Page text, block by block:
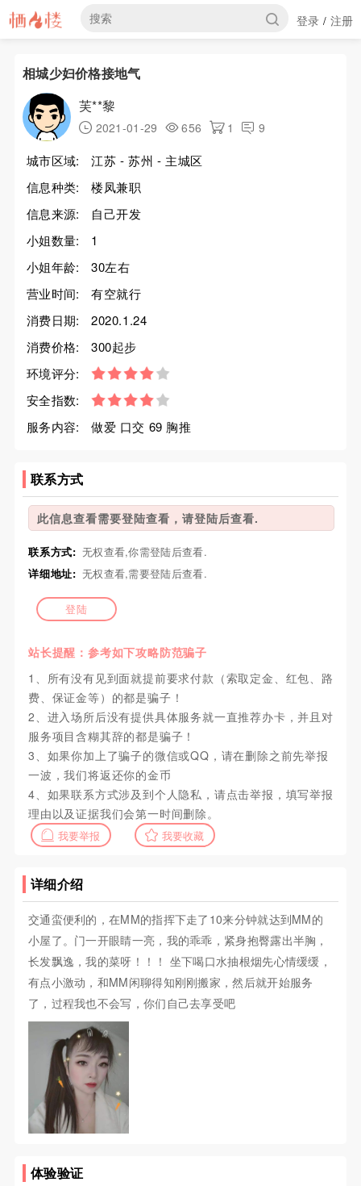
登录 / 注册
相城少妇价格接地气
芙**黎
2021-01-29 656 1 9
城市区域:
江苏 - 苏州 - 主城区
信息种类:
楼凤兼职
信息来源:
自己开发
小姐数量:
1
小姐年龄:
30左右
营业时间:
有空就行
消费日期:
2020.1.24
消费价格:
300起步
环境评分:
安全指数:
服务内容:
做爱 口交 69 胸推
联系方式
此信息查看需要登陆查看，请登陆后查看.
联系方式: 无权查看,你需登陆后查看.
详细地址: 无权查看,需要登陆后查看.
登陆
站长提醒：参考如下攻略防范骗子
1、所有没有见到面就提前要求付款（索取定金、红包、路
费、保证金等）的都是骗子！
2、进入场所后没有提供具体服务就一直推荐办卡，并且对
服务项目含糊其辞的都是骗子！
3、如果你加上了骗子的微信或QQ，请在删除之前先举报
一波，我们将返还你的金币
4、如果联系方式涉及到个人隐私，请点击举报，填写举报
理由以及证据我们会第一时间删除。
我要举报 我要收藏
详细介绍
交通蛮便利的，在MM的指挥下走了10来分钟就达到MM的
小屋了。门一开眼睛一亮，我的乖乖，紧身抱臀露出半胸，
长发飘逸，我的菜呀！！！ 坐下喝口水抽根烟先心情缓缓，
有点小激动，和MM闲聊得知刚刚搬家，然后就开始服务
了，过程我也不会写，你们自己去享受吧
体验验证